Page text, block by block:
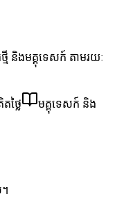
និងមគ្គុទេសក៍ តាមរយៈ
ថ្លៃ
មគ្គុទេសក៍ និង
។